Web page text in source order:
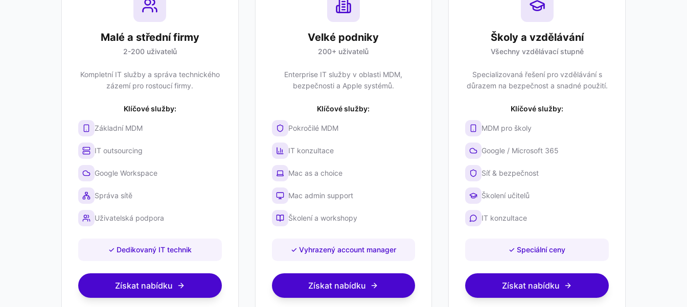
Malé a střední firmy
2-200 uživatelů
Kompletní IT služby a správa technického
zázemí pro rostoucí firmy.
Klíčové služby:
Základní MDM
IT outsourcing
Google Workspace
Správa sítě
Uživatelská podpora
✓ Dedikovaný IT technik
Získat nabídku
Velké podniky
200+ uživatelů
Enterprise IT služby v oblasti MDM,
bezpečnosti a Apple systémů.
Klíčové služby:
Pokročilé MDM
IT konzultace
Mac as a choice
Mac admin support
Školení a workshopy
✓ Vyhrazený account manager
Získat nabídku
Školy a vzdělávání
Všechny vzdělávací stupně
Specializovaná řešení pro vzdělávání s
důrazem na bezpečnost a snadné použití.
Klíčové služby:
MDM pro školy
Google / Microsoft 365
Síť & bezpečnost
Školení učitelů
IT konzultace
✓Speciální ceny
Získat nabídku